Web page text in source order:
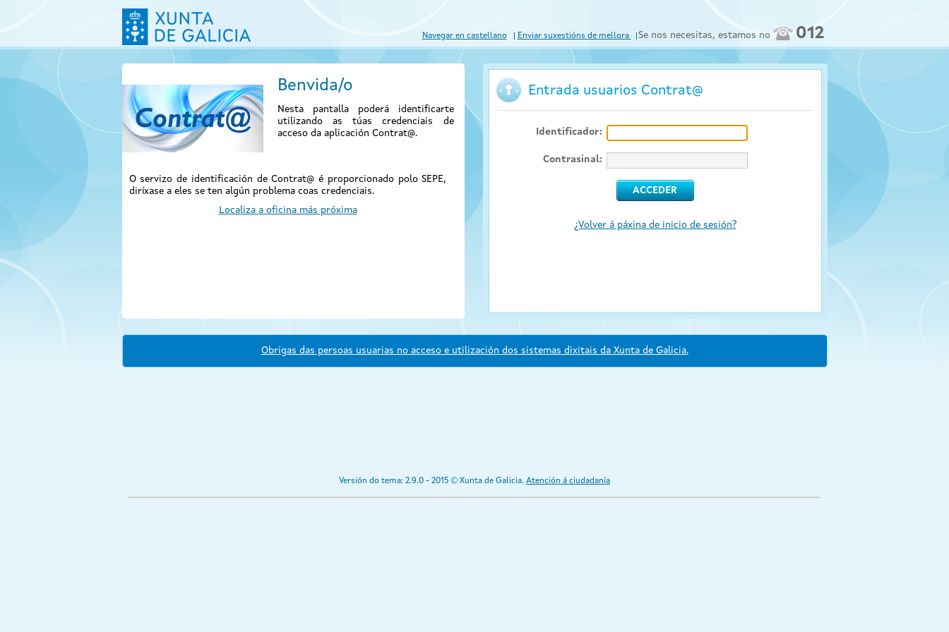
Navegar en castellano Enviar suxestións de mellora Se nos necesitas, estamos no 012
Benvida/o
Nesta pantalla poderá identificarte
utilizando as túas credenciais de
acceso da aplicación Contrat@.
O servizo de identificación de Contrat@ é proporcionado polo SEPE,
diríxase a eles se ten algún problema coas credenciais.
Localiza a oficina más próxima
Entrada usuarios Contrat@
Identificador:
Contrasinal:
¿Volver á páxina de inicio de sesión?
Obrigas das persoas usuarias no acceso e utilización dos sistemas dixitais da Xunta de Galicia.
Versión do tema: 2.9.0 - 2015 © Xunta de Galicia. Atención á ciudadanía